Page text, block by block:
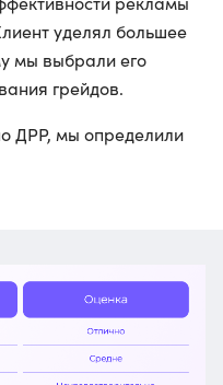
уделял большее
мы выбрали его
грейдов.
ДРР, мы определили